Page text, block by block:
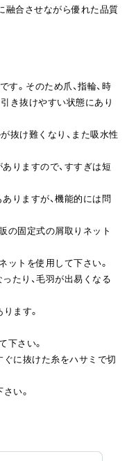
融合させながら優れた品質
。そのため爪、指輪、時
き抜けやすい状態にあり
抜け難くなり、また吸水性
りますので、すすぎは短
りますが、機能的には問
の固定式の屑取りネット
ットを使用して下さい。
たり、毛羽が出易くなる
ます。
下さい。
ぐに抜けた糸をハサミで切
い。